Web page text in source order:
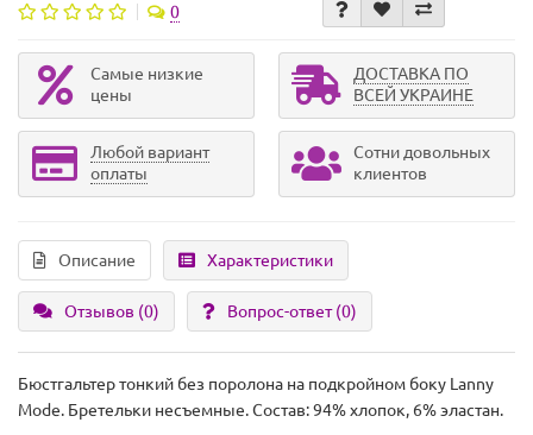
0
Самые низкие
цены
ДОСТАВКА ПО
ВСЕЙ УКРАИНЕ
Любой вариант
оплаты
Сотни довольных
клиентов
Описание Характеристики
Отзывов (0) Вопрос-ответ(0)
Бюстгальтер тонкий без поролона на подкройном боку Lanny
Mode. Бретельки несъемные. Состав: 94% хлопок, 6% эластан.